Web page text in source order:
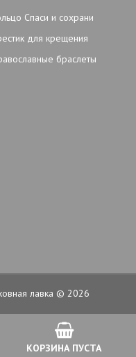
КОРЗИНА ПУСТА
Спаси и сохрани
для крещения
браслеты
лавка © 2026